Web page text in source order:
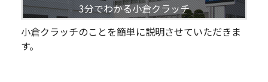
3分でわかる小倉クラッチ
小倉クラッチのことを簡単に説明させていただきま
す。